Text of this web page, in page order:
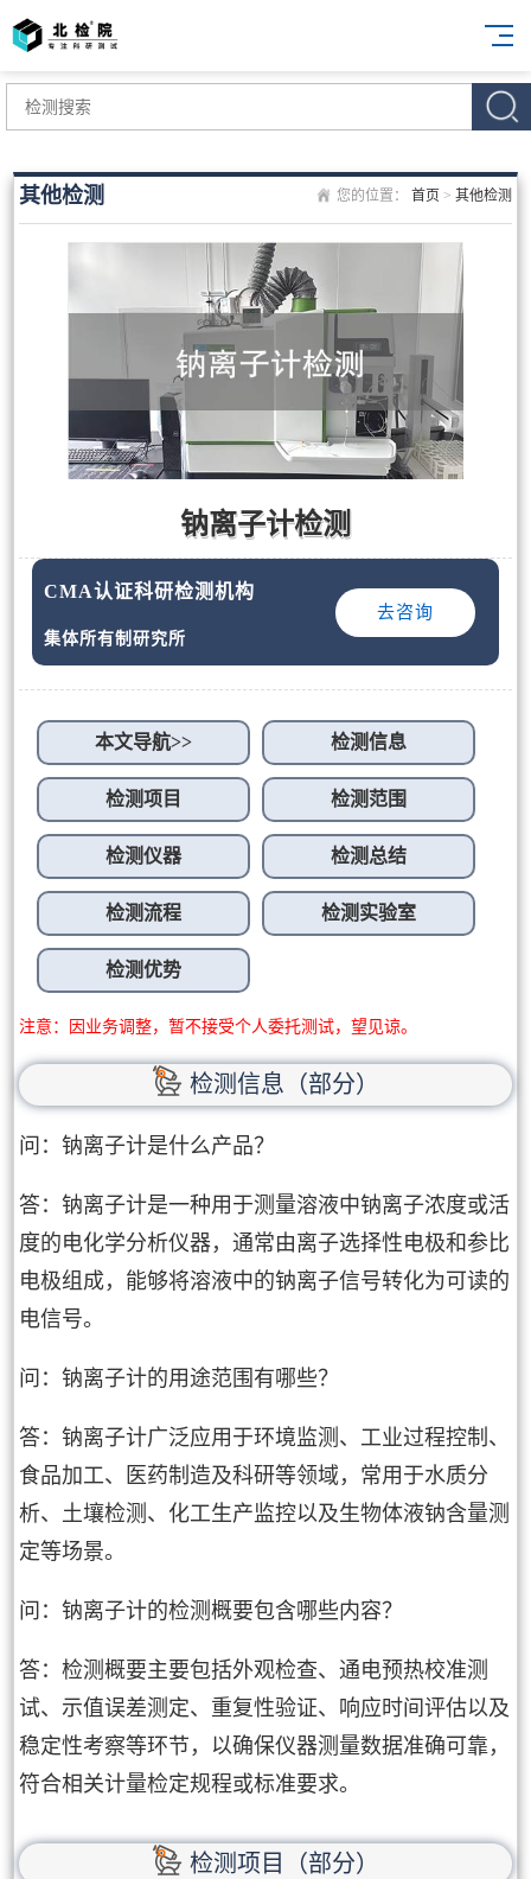
您的位置： 首页 > 其他检测
其他检测
钠离子计检测
CMA认证科研检测机构
集体所有制研究所
去咨询
本文导航>> 检测信息
检测项目 检测范围
检测仪器 检测总结
检测流程 检测实验室
检测优势
注意：因业务调整，暂不接受个人委托测试，望见谅。
检测信息（部分）
问：钠离子计是什么产品？
答：钠离子计是一种用于测量溶液中钠离子浓度或活
度的电化学分析仪器，通常由离子选择性电极和参比
电极组成，能够将溶液中的钠离子信号转化为可读的
电信号。
问：钠离子计的用途范围有哪些？
答：钠离子计广泛应用于环境监测、工业过程控制、
食品加工、医药制造及科研等领域，常用于水质分
析、土壤检测、化工生产监控以及生物体液钠含量测
定等场景。
问：钠离子计的检测概要包含哪些内容？
答：检测概要主要包括外观检查、通电预热校准测
试、示值误差测定、重复性验证、响应时间评估以及
稳定性考察等环节，以确保仪器测量数据准确可靠，
符合相关计量检定规程或标准要求。
检测项目（部分）